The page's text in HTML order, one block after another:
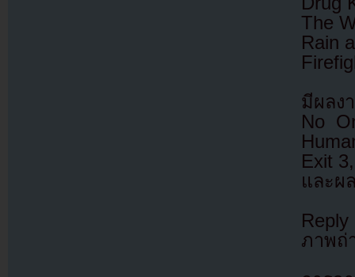
The
Rain
มีผลง
No
Exit
และผ
ภาพถ่